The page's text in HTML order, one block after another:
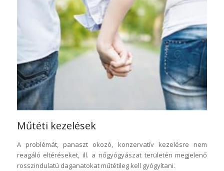
Műtéti kezelések
A problémát, panaszt okozó, konzervatív kezelésre nem
reagáló eltéréseket, ill. a nőgyógyászat területén megjelenő
rosszindulatú daganatokat műtétileg kell gyógyítani.